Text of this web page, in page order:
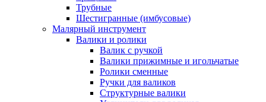
Трубные
Шестигранные (имбусовые)
Малярный инструмент
Валики и ролики
Валик с ручкой
Валики прижимные и игольчатые
Ролики сменные
Ручки для валиков
Структурные валики